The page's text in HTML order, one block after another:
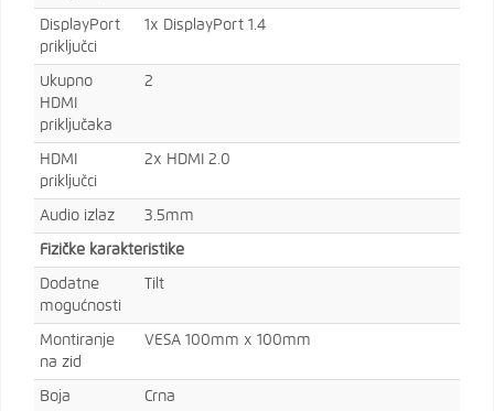
DisplayPort
priključci
1x DisplayPort 1.4
Ukupno
HDMI
priključaka
2
HDMI
priključci
2x HDMI 2.0
Audio izlaz 3.5mm
Fizičke karakteristike
Dodatne
mogućnosti
Tilt
Montiranje
na zid
VESA 100mm x 100mm
Boja Crna